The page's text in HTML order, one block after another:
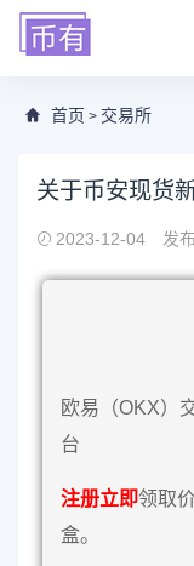
首页 > 交易所
关于币安现货
2023-12-04 发
欧易（OKX）
台
注册立即领取
盒。